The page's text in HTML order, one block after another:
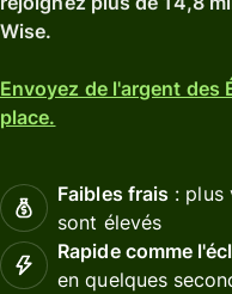
Wise.
Envoyez de l'argent des
place.
Faibles frais : plus
sont élevés
Rapide comme
en quelques